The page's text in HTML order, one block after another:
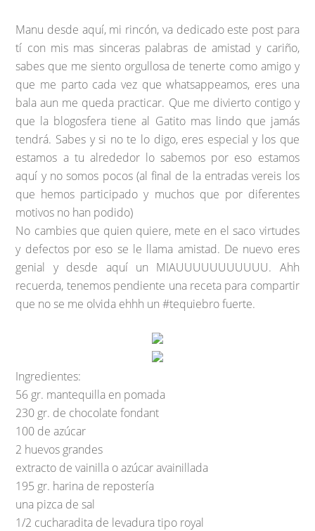
Manu desde aquí, mi rincón, va dedicado este post para
tí con mis mas sinceras palabras de amistad y cariño,
sabes que me siento orgullosa de tenerte como amigo y
que me parto cada vez que whatsappeamos, eres una
bala aun me queda practicar. Que me divierto contigo y
que la blogosfera tiene al Gatito mas lindo que jamás
tendrá. Sabes y si no te lo digo, eres especial y los que
estamos a tu alrededor lo sabemos por eso estamos
aquí y no somos pocos (al final de la entradas vereis los
que hemos participado y muchos que por diferentes
motivos no han podido)
No cambies que quien quiere, mete en el saco virtudes
y defectos por eso se le llama amistad. De nuevo eres
genial y desde aquí un MIAUUUUUUUUUUU. Ahh
recuerda, tenemos pendiente una receta para compartir
que no se me olvida ehhh un #tequiebro fuerte.
Ingredientes:
56 gr. mantequilla en pomada
230 gr. de chocolate fondant
100 de azúcar
2 huevos grandes
extracto de vainilla o azúcar avainillada
195 gr. harina de repostería
una pizca de sal
1/2 cucharadita de levadura tipo royal